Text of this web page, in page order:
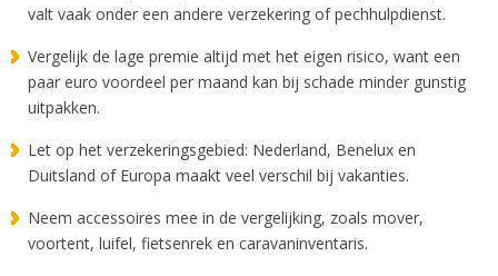
valt vaak onder een andere verzekering of pechhulpdienst.
Vergelijk de lage premie altijd met het eigen risico, want een
paar euro voordeel per maand kan bij schade minder gunstig
uitpakken.
Let op het verzekeringsgebied: Nederland, Benelux en
Duitsland of Europa maakt veel verschil bij vakanties.
Neem accessoires mee in de vergelijking, zoals mover,
voortent, luifel, fietsenrek en caravaninventaris.